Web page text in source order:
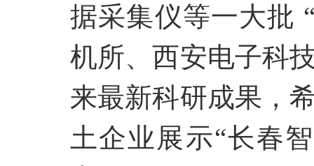
据采集仪等一大批
机所、西安电子科
来最新科研成果，
土企业展示“长春